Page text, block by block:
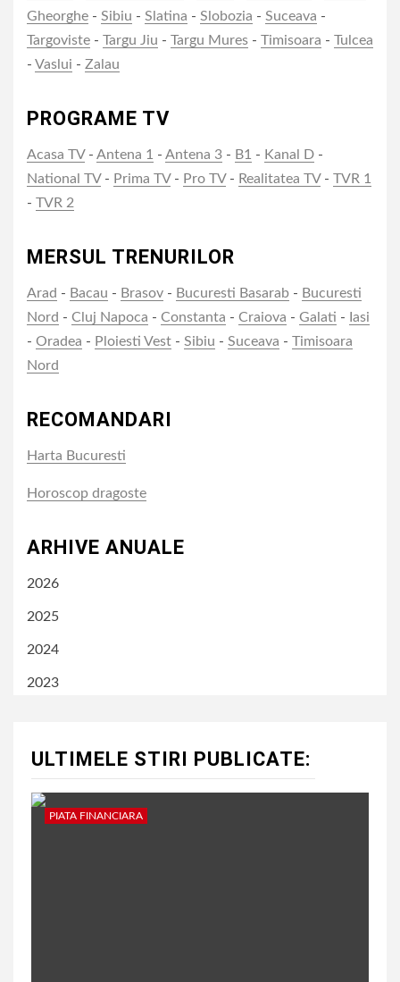
Gheorghe - Sibiu - Slatina - Slobozia - Suceava -
Targoviste - Targu Jiu - Targu Mures - Timisoara - Tulcea
- Vaslui - Zalau
PROGRAME TV
Acasa TV- Antena 1 - Antena 3 - B1 - Kanal D -
National TV- Prima TV- Pro TV- Realitatea TV- TVR 1
- TVR 2
MERSUL TRENURILOR
Arad - Bacau - Brasov - Bucuresti Basarab - Bucuresti
Nord - Cluj Napoca - Constanta - Craiova - Galati - Iasi
- Oradea - Ploiesti Vest - Sibiu - Suceava - Timisoara
Nord
RECOMANDARI
Harta Bucuresti
Horoscop dragoste
ARHIVE ANUALE
2026
2025
2024
2023
ULTIMELE STIRI PUBLICATE:
PIATA FINANCIARA